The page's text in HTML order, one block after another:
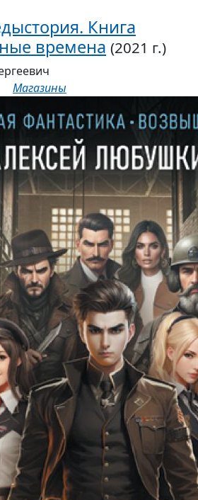
Книга
времена (2021 г.)
Магазины